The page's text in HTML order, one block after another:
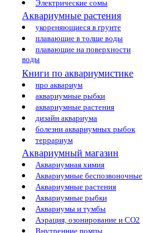
Электрические сомы
Аквариумные растения
укореняющиеся в грунте
плавающие в толще воды
плавающие на поверхности
воды
Книги по аквариумистике
про аквариум
аквариумные рыбки
аквариумные растения
дизайн аквариума
болезни аквариумных рыбок
террариум
Аквариумный магазин
Аквариумная химия
Аквариумные беспозвоночные
Аквариумные растения
Аквариумные рыбки
Аквариумы и тумбы
Аэрация, озонирование и CO2
Внутренние помпы